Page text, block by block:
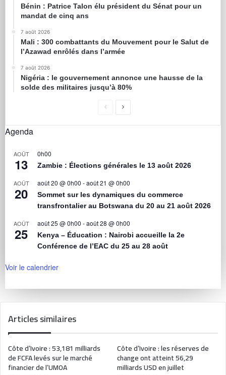
Bénin : Patrice Talon élu président du Sénat pour un
mandat de cinq ans
7 août 2026
Mali : 300 combattants du Mouvement pour le Salut de
l’Azawad enrôlés dans l’armée
7 août 2026
Nigéria : le gouvernement annonce une hausse de la
solde des militaires jusqu’à 80%
Agenda
AOÛT
13
0h00
Zambie : Élections générales le 13 août 2026
AOÛT
20
août 20 @ 0h00 -août 21 @ 0h00
Sommet sur les dynamiques du commerce
transfrontalier au Botswana du 20 au 21 août 2026
AOÛT
25
août 25 @ 0h00 -août 28 @ 0h00
Kenya – Éducation : Nairobi accueille la 2e
Conférence de l’EAC du 25 au 28 août
Voir le calendrier
Articles similaires
Côte d’Ivoire : 53,181 milliards
de FCFA levés sur le marché
financier de l’UMOA
Côte d’Ivoire : les réserves de
change ont atteint 56,29
milliards USD en juillet